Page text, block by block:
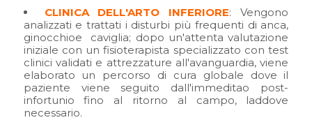
CLINICA DELL'ARTO INFERIORE: Vengono
analizzati e trattati i disturbi più frequenti di anca,
ginocchioe caviglia; dopo un'attenta valutazione
iniziale con un fisioterapista specializzato con test
clinici validati e attrezzature all'avanguardia, viene
elaborato un percorso di cura globale dove il
paziente viene seguito dall'immeditao post-
infortunio fino al ritorno al campo, laddove
necessario.